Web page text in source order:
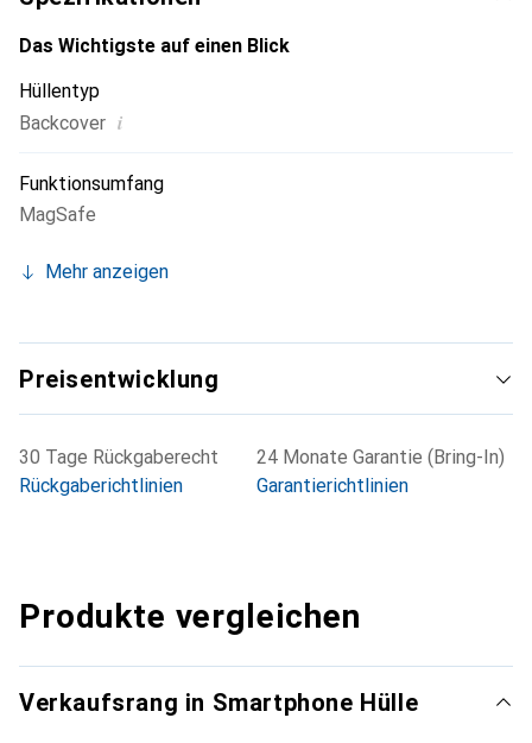
Das Wichtigste auf einen Blick
Hüllentyp
Backcover i
Funktionsumfang
MagSafe
Mehr anzeigen
Preisentwicklung
30 Tage Rückgaberecht
Rückgaberichtlinien
24 Monate Garantie (Bring-In)
Garantierichtlinien
Produkte vergleichen
Verkaufsrang in Smartphone Hülle